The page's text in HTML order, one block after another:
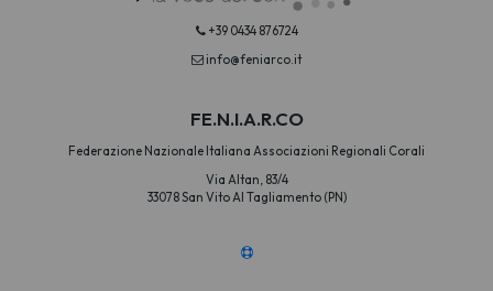
+39 0434 876724
info@feniarco.it
FE.N.I.A.R.CO
Federazione Nazionale Italiana Associazioni Regionali Corali
Via Altan, 83/4
33078 San Vito Al Tagliamento (PN)